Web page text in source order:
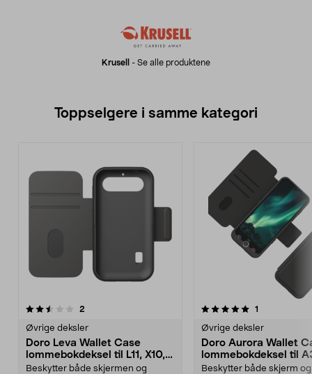
Krusell - Se alle produktene
Toppselgere i samme kategori
2
Øvrige deksler
Doro Leva Wallet Case
lommebokdeksel til L11, X10,
E11
Beskytter både skjermen og
5.0 av 5 stjerner 1
Øvrige deksler
Doro Aurora Wallet
lommebokdeksel til
A31
Beskytter både skjerm
5.0 av 5 stjerner